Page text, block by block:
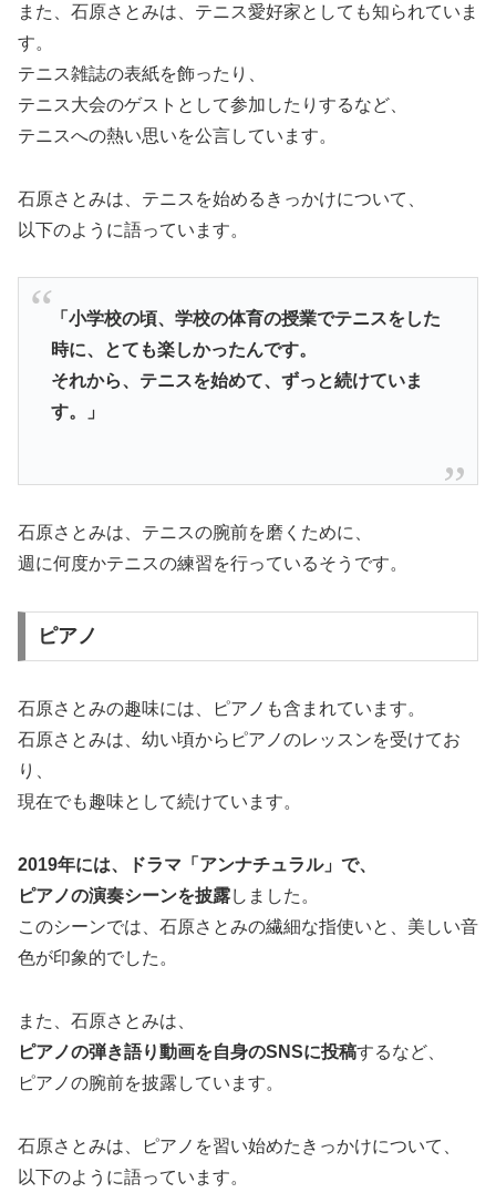
また、石原さとみは、テニス愛好家としても知られていま
す。
テニス雑誌の表紙を飾ったり、
テニス大会のゲストとして参加したりするなど、
テニスへの熱い思いを公言しています。
石原さとみは、テニスを始めるきっかけについて、
以下のように語っています。
「小学校の頃、学校の体育の授業でテニスをした
時に、とても楽しかったんです。
それから、テニスを始めて、ずっと続けていま
す。」
石原さとみは、テニスの腕前を磨くために、
週に何度かテニスの練習を行っているそうです。
ピアノ
石原さとみの趣味には、ピアノも含まれています。
石原さとみは、幼い頃からピアノのレッスンを受けてお
り、
現在でも趣味として続けています。
2019年には、ドラマ「アンナチュラル」で、
ピアノの演奏シーンを披露しました。
このシーンでは、石原さとみの繊細な指使いと、美しい音
色が印象的でした。
また、石原さとみは、
ピアノの弾き語り動画を自身のSNSに投稿するなど、
ピアノの腕前を披露しています。
石原さとみは、ピアノを習い始めたきっかけについて、
以下のように語っています。